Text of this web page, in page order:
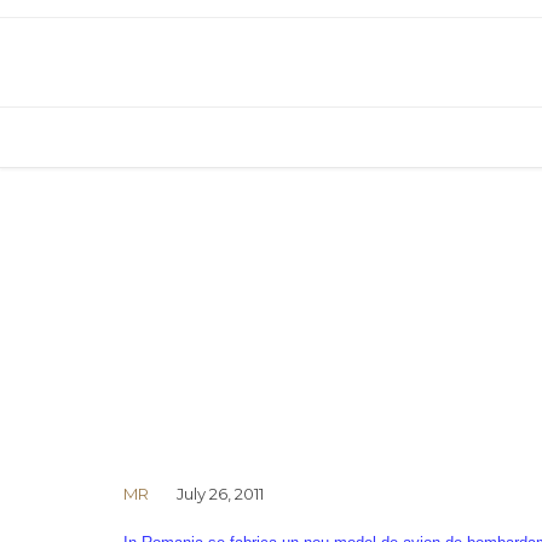
MR July 26, 2011